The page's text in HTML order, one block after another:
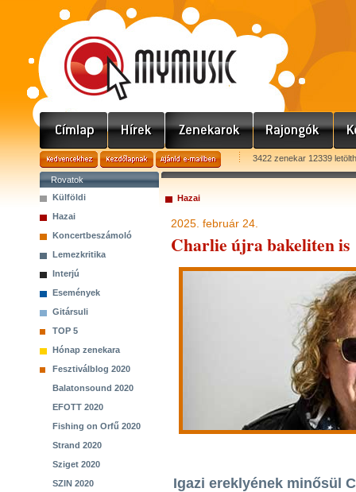
3422 zenekar 12339
Rovatok
Külföldi
Hazai
Koncertbeszámoló
Lemezkritika
Interjú
Események
Gitársuli
TOP 5
Hónap zenekara
Fesztiválblog 2020
Balatonsound 2020
EFOTT 2020
Fishing on Orfű 2020
Strand 2020
Sziget 2020
SZIN 2020
Hazai
2025. február 24.
Charlie újra bakeliten is
Igazi ereklyének minősül